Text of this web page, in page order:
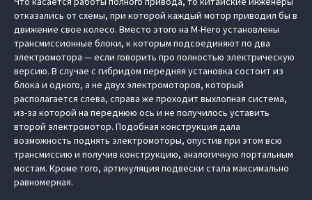
отказались от схемы, при которой каждый мотор приводил бы в
движение свое колесо. Вместо этого на M-Hero установлены
трансмиссионные блоки, к которым подсоединяют по два
электромотора — если говорить про полностью электрическую
версию. В случае с гибридом передняя установка состоит из
блока и одного, а не двух электромоторов, который
располагается слева, справа же проходит выхлопная система,
из-за которой на переднюю ось и не получилось уставить
второй электромотор. Подобная конструкция дала
возможность поднять электромоторы, опустив при этом всю
трансмиссию и получив конструкцию, аналогичную портальным
мостам. Кроме того, артикуляция подвески стала максимально
равномерная.